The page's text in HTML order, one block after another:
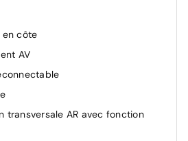
bandeau lumineux
en côte
AV
transversale AR avec fonction